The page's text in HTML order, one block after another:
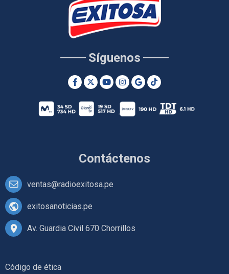
Contáctenos
ventas@radioexitosa.pe
exitosanoticias.pe
Av. Guardia Civil 670 Chorrillos
Síguenos
Código de ética